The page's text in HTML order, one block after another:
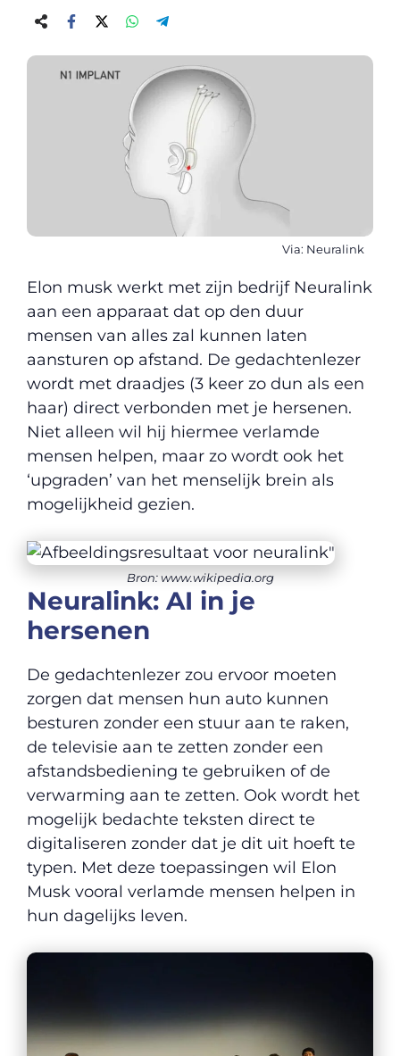
Via: Neuralink
Elon musk werkt met zijn bedrijf Neuralink
aan een apparaat dat op den duur
mensen van alles zal kunnen laten
aansturen op afstand. De gedachtenlezer
wordt met draadjes (3 keer zo dun als een
haar) direct verbonden met je hersenen.
Niet alleen wil hij hiermee verlamde
mensen helpen, maar zo wordt ook het
‘upgraden’ van het menselijk brein als
mogelijkheid gezien.
Bron: www.wikipedia.org
Neuralink: AI in je
hersenen
De gedachtenlezer zou ervoor moeten
zorgen dat mensen hun auto kunnen
besturen zonder een stuur aan te raken,
de televisie aan te zetten zonder een
afstandsbediening te gebruiken of de
verwarming aan te zetten. Ook wordt het
mogelijk bedachte teksten direct te
digitaliseren zonder dat je dit uit hoeft te
typen. Met deze toepassingen wil Elon
Musk vooral verlamde mensen helpen in
hun dagelijks leven.